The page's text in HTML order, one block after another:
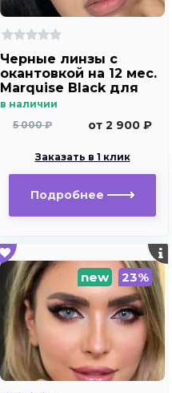
Черные линзы c
окантовкой на 12 мес.
Marquise Black для
темных и светлых
в наличии
5 000 ₽
от 2 900 ₽
Заказать в 1 клик
Подробнее
new 23%